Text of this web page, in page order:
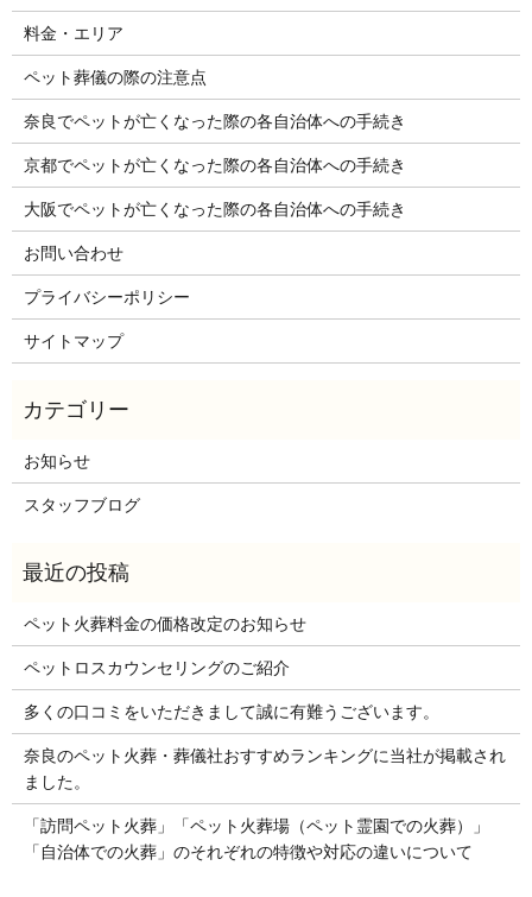
料金・エリア
ペット葬儀の際の注意点
奈良でペットが亡くなった際の各自治体への手続き
京都でペットが亡くなった際の各自治体への手続き
大阪でペットが亡くなった際の各自治体への手続き
お問い合わせ
プライバシーポリシー
サイトマップ
お知らせ
スタッフブログ
ペット火葬料金の価格改定のお知らせ
ペットロスカウンセリングのご紹介
多くの口コミをいただきまして誠に有難うございます。
奈良のペット火葬・葬儀社おすすめランキングに当社が掲載され
ました。
「訪問ペット火葬」「ペット火葬場（ペット霊園での火葬）」
「自治体での火葬」のそれぞれの特徴や対応の違いについて